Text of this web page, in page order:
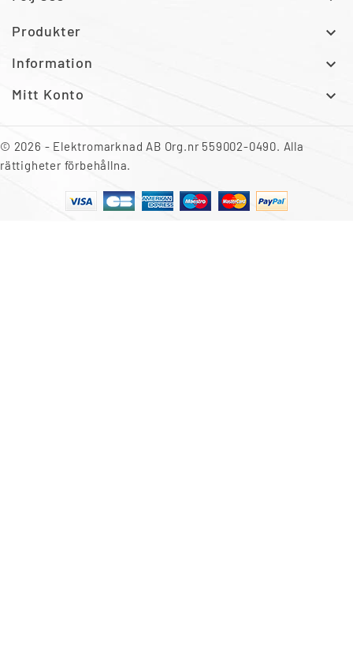
Produkter 
Information 
Mitt Konto 
© 2026 - Elektromarknad AB Org.nr 559002-0490. Alla
rättigheter förbehållna.